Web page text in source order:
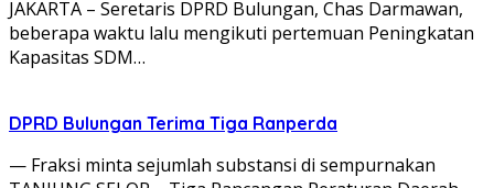
JAKARTA – Seretaris DPRD Bulungan, Chas Darmawan,
beberapa waktu lalu mengikuti pertemuan Peningkatan
Kapasitas SDM…
DPRD Bulungan Terima Tiga Ranperda
— Fraksi minta sejumlah substansi di sempurnakan